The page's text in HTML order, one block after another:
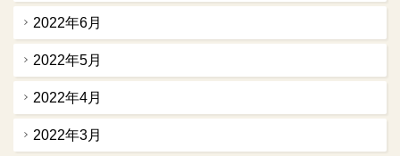
2022年6月
2022年5月
2022年4月
2022年3月